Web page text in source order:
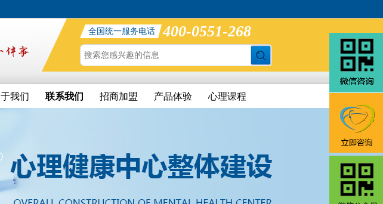
全国统一服务电话 400-0551-268
我们 联系我们 招商加盟 产品体验 心理课程